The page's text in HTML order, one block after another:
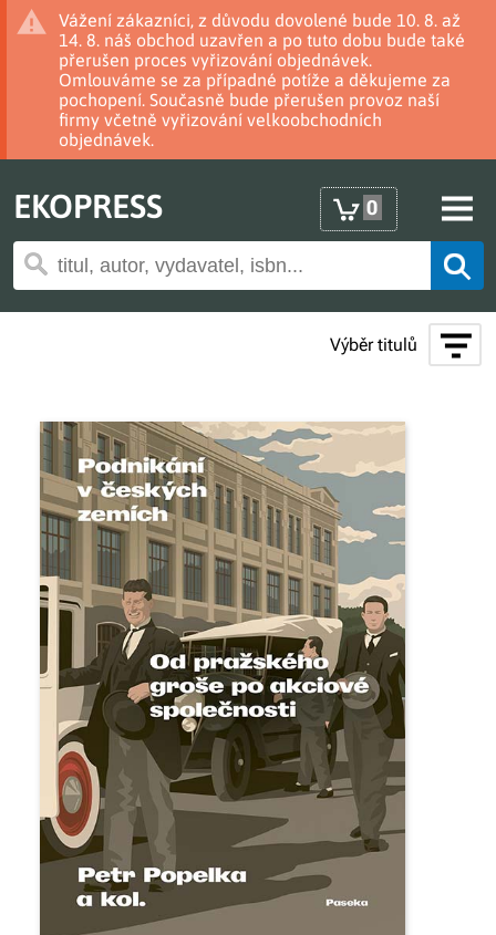
Vážení zákazníci, z důvodu dovolené bude 10. 8. až
14. 8. náš obchod uzavřen a po tuto dobu bude také
přerušen proces vyřizování objednávek.
Omlouváme se za případné potíže a děkujeme za
pochopení. Současně bude přerušen provoz naší
firmy včetně vyřizování velkoobchodních
objednávek.
EKOPRESS 0
Výběr titulů